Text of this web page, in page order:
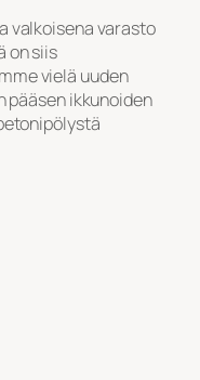
valkoisena varasto
on siis
vielä uuden
pääsen ikkunoiden